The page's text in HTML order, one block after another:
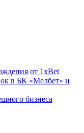
от 1xBet
в БК «Мелбет» и
бизнеса